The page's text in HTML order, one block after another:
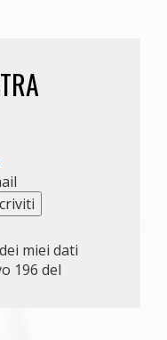
miei dati
196 del